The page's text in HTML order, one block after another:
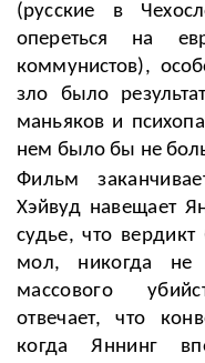
(русские в
опереться на
коммунистов),
зло было
маньяков и
нем было бы не
Фильм
Хэйвуд навещает
судье, что
мол, никогда
массового
отвечает, что
когда Яннинг